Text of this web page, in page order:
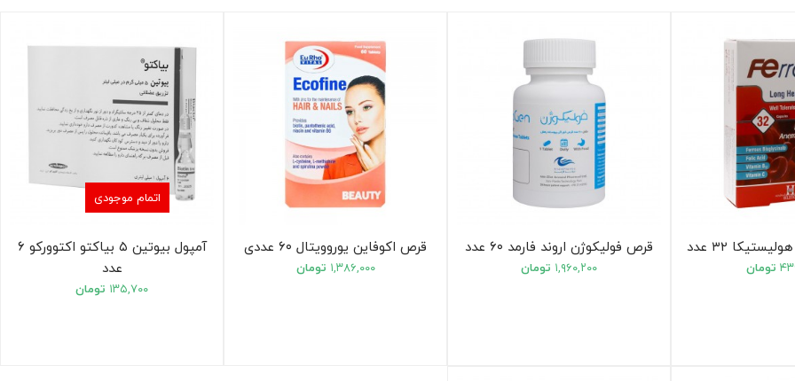
۳۲ عدد
تومان
قرص فولیکوژن اروند فارمد ۶۰ عدد
۱,۹۶۰,۲۰۰ تومان
قرص اکوفاین یوروویتال ۶۰ عددی
۱,۳۸۶,۰۰۰ تومان
اتمام موجودی
آمپول بیوتین ۵ بیاکتو اکتوورکو ۶
عدد
۱۳۵,۷۰۰ تومان